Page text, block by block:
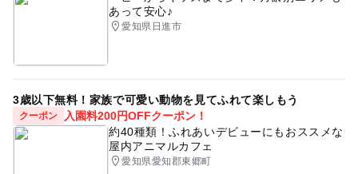
あって安心♪
愛知県日進市
3歳以下無料！家族で可愛い動物を見てふれて楽しもう
クーポン
入園料200円OFFクーポン！
約40種類！ふれあいデビューにもおススメな
屋内アニマルカフェ
愛知県愛知郡東郷町